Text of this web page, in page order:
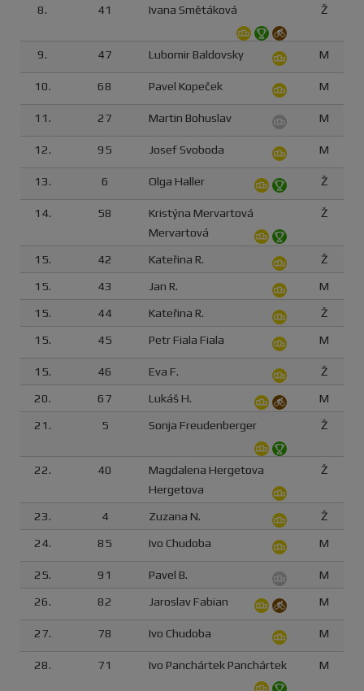
8. 41 Ivana Smětáková Ž
9. 47 Lubomir Baldovsky M
10. 68 Pavel Kopeček M
11. 27 Martin Bohuslav M
12. 95 Josef Svoboda M
13. 6 Olga Haller Ž
14. 58
Kristýna Mervartová
Mervartová
Ž
15. 42 Kateřina R.
Ž
15.
43 Jan R.
M
15.
44 Kateřina R.
Ž
15.
45 Petr Fiala Fiala M
15. 46 Eva F.
Ž
20.
67 Lukáš H.
M
21.
5 Sonja Freudenberger Ž
22. 40
Magdalena Hergetova
Hergetova
Ž
23. 4 Zuzana N.
Ž
24.
85 Ivo Chudoba M
25. 91 Pavel B.
M
26.
82 Jaroslav Fabian M
27. 78 Ivo Chudoba M
28. 71 Ivo Panchártek Panchártek M